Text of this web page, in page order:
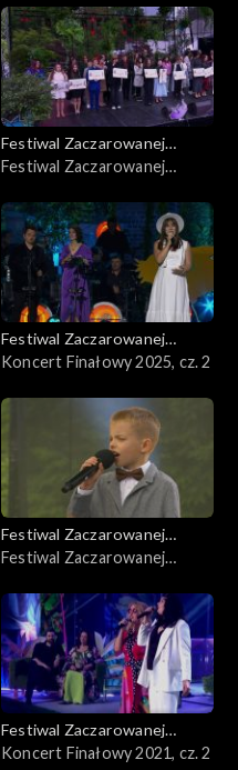
Festiwal Zaczarowanej
Piosenki
Festiwal Zaczarowanej
Festiwal Zaczarowanej
Piosenki
Koncert Finałowy 2025, cz. 2
Festiwal Zaczarowanej
Piosenki
Festiwal Zaczarowanej
Festiwal Zaczarowanej
Piosenki
Koncert Finałowy 2021, cz. 2